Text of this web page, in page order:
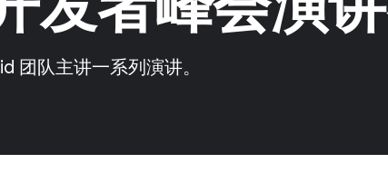
团队主讲一系列演讲。